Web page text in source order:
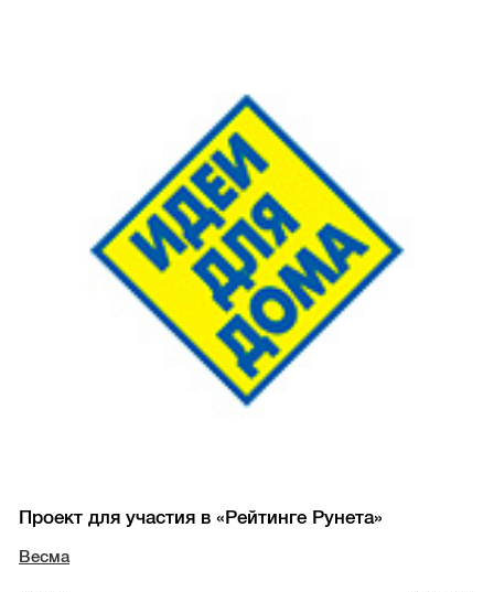
Проект для участия в «Рейтинге Рунета»
Весма